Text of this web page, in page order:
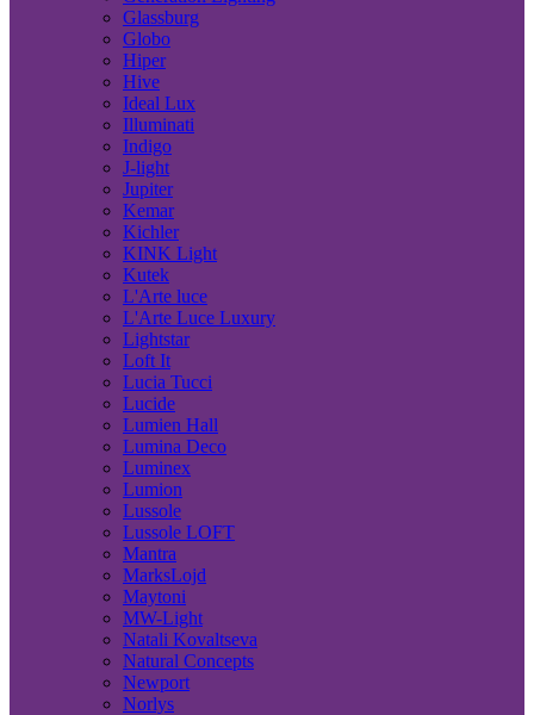
Glassburg
Globo
Hiper
Hive
Ideal Lux
Illuminati
Indigo
J-light
Jupiter
Kemar
Kichler
KINK Light
Kutek
L'Arte luce
L'Arte Luce Luxury
Lightstar
Loft It
Lucia Tucci
Lucide
Lumien Hall
Lumina Deco
Luminex
Lumion
Lussole
Lussole LOFT
Mantra
MarksLojd
Maytoni
MW-Light
Natali Kovaltseva
Natural Concepts
Newport
Norlys